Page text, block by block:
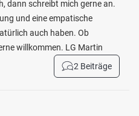
dann schreibt mich gerne an.
und eine empatische
auch haben. Ob
willkommen. LG Martin
2 Beiträge